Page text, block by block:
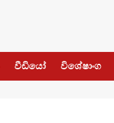
වීඩියෝ විශේෂාංග